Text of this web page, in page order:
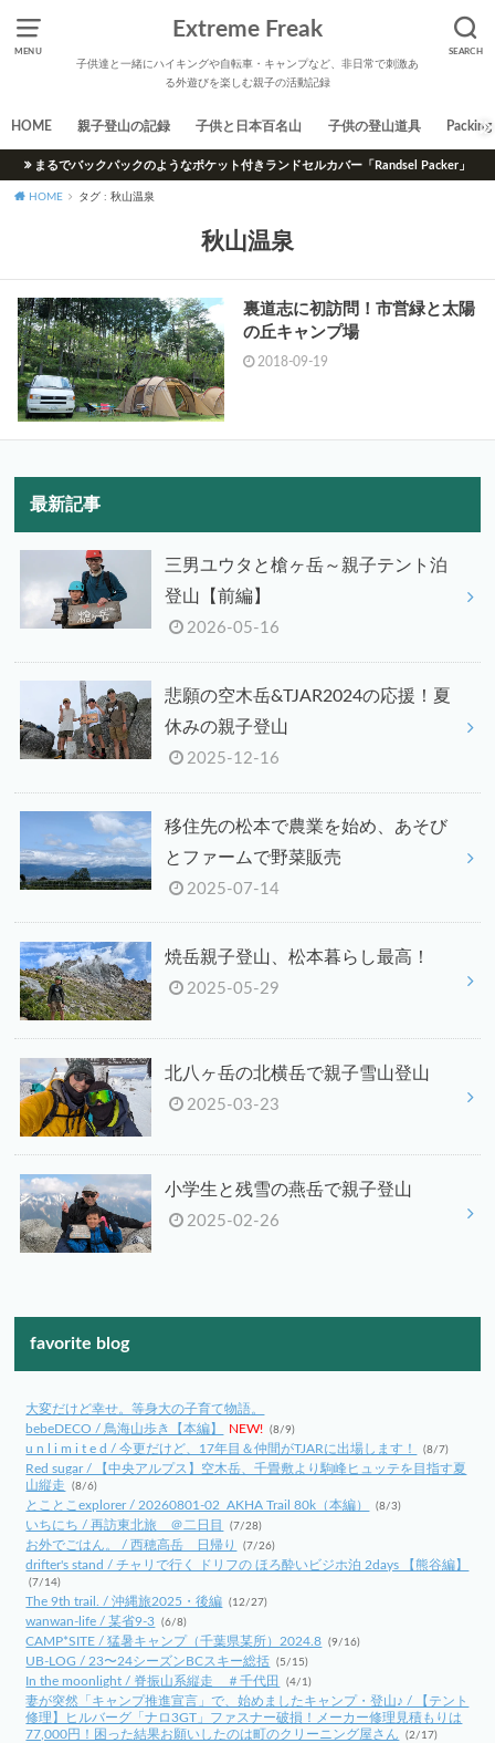
MENU SEARCH
Extreme Freak
子供達と一緒にハイキングや自転車・キャンプなど、非日常で刺激あ
る外遊びを楽しむ親子の活動記録
HOME 親子登山の記録 子供と日本百名山 子供の登山道具 Packing
まるでバックパックのようなポケット付きランドセルカバー「Randsel Packer」
HOME タグ : 秋山温泉
秋山温泉
裏道志に初訪問！市営緑と太陽
の丘キャンプ場
2018-09-19
最新記事
三男ユウタと槍ヶ岳～親子テント泊
登山【前編】
2026-05-16
悲願の空木岳&TJAR2024の応援！夏
休みの親子登山
2025-12-16
移住先の松本で農業を始め、あそび
とファームで野菜販売
2025-07-14
焼岳親子登山、松本暮らし最高！
2025-05-29
北八ヶ岳の北横岳で親子雪山登山
2025-03-23
小学生と残雪の燕岳で親子登山
2025-02-26
favorite blog
大変だけど幸せ。等身大の子育て物語。
bebeDECO / 鳥海山歩き【本編】
NEW! (8/9)
u n l i m i t e d / 今更だけど、17年目＆仲間がTJARに出場します！ (8/7)
Red sugar / 【中央アルプス】空木岳、千畳敷より駒峰ヒュッテを目指す夏
山縦走
(8/6)
とことこexplorer / 20260801-02_AKHA Trail 80k（本編） (8/3)
いちにち / 再訪東北旅 ＠二日目 (7/28)
お外でごはん。 / 西穂高岳 日帰り (7/26)
drifter's stand / チャリで行く ドリフの ほろ酔いビジホ泊 2days 【熊谷編】
(7/14)
The 9th trail. / 沖縄旅2025・後編 (12/27)
wanwan-life / 某省9-3 (6/8)
CAMP*SITE / 猛暑キャンプ（千葉県某所）2024.8 (9/16)
UB-LOG / 23〜24シーズンBCスキー総括 (5/15)
In the moonlight / 脊振山系縦走 ＃千代田 (4/1)
妻が突然「キャンプ推進宣言」で、始めましたキャンプ・登山♪ / 【テント
修理】ヒルバーグ「ナロ3GT」ファスナー破損！メーカー修理見積もりは
77,000円！困った結果お願いしたのは町のクリーニング屋さん
(2/17)